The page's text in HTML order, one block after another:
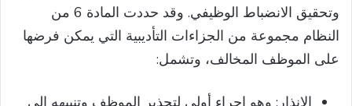
وتحقيق الانضباط الوظيفي. وقد حددت المادة 6 من
النظام مجموعة من الجزاءات التأديبية التي يمكن فرضها
على الموظف المخالف، وتشمل: